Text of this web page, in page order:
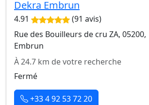
Dekra Embrun
4.91
(91 avis)
Rue des Bouilleurs de cru ZA, 05200,
Embrun
À 24.7 km de votre recherche
Fermé
+33 4 92 53 72 20